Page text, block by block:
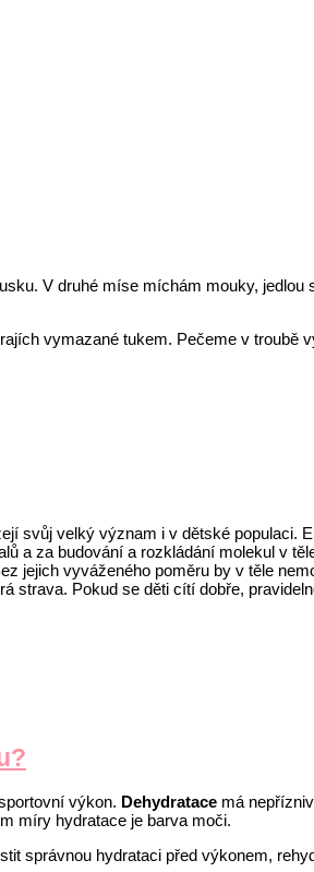
V druhé míse míchám mouky,
vymazané tukem. Pečeme v troubě
svůj velký význam i v dětské
a za budování a rozkládání molekul v
jejich vyváženého poměru by v těle
strava. Pokud se děti cítí dobře,
výkon. Dehydratace má
míry hydratace je barva moči.
správnou hydrataci před výkonem,